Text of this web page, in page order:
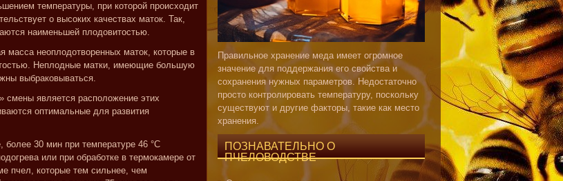
температуры, при которой происходит
о высоких качествах маток. Так,
наименьшей плодовитостью.
масса неоплодотворенных маток, которые в
Неплодные матки, имеющие большую
выбраковываться.
смены является расположение этих
оптимальные для развития
более 30 мин при температуре 46 °C
или при обработке в термокамере от
пчел, которые тем сильнее, чем
Правильное хранение меда имеет огромное
значение для поддержания его свойства и
сохранения нужных параметров. Недостаточно
просто контролировать температуру, поскольку
существуют и другие факторы, такие как место
хранения.
ПОЗНАВАТЕЛЬНО О
ПЧЕЛОВОДСТВЕ